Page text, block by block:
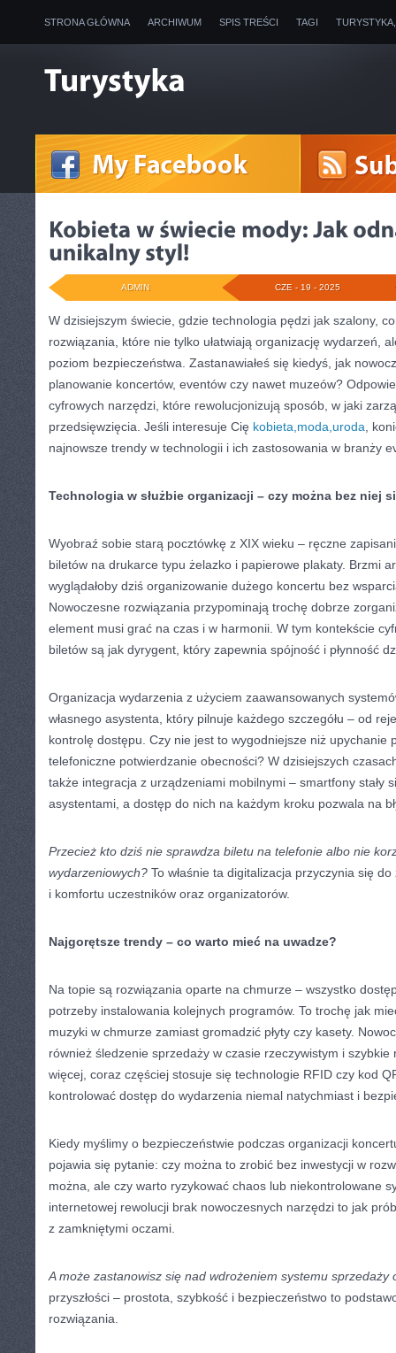
STRONA GŁÓWNA ARCHIWUM SPIS TREŚCI TAGI
CZE - 19 - 2025
ADMIN
W dzisiejszym świecie, gdzie technologia pędzi jak szalony,
rozwiązania, które nie tylko ułatwiają organizację wydarzeń,
poziom bezpieczeństwa. Zastanawiałeś się kiedyś, jak
planowanie koncertów, eventów czy nawet muzeów?
cyfrowych narzędzi, które rewolucjonizują sposób, w jaki
przedsięwzięcia. Jeśli interesuje Cię kobieta,moda,uroda ,
najnowsze trendy w technologii i ich zastosowania w branży
Technologia w służbie organizacji – czy można bez niej
Wyobraź sobie starą pocztówkę z XIX wieku – ręczne
biletów na drukarce typu żelazko i papierowe plakaty. Brzmi
wyglądałoby dziś organizowanie dużego koncertu bez
Nowoczesne rozwiązania przypominają trochę dobrze
element musi grać na czas i w harmonii. W tym kontekście
biletów są jak dyrygent, który zapewnia spójność i płynność
Organizacja wydarzenia z użyciem zaawansowanych
własnego asystenta, który pilnuje każdego szczegółu – od
kontrolę dostępu. Czy nie jest to wygodniejsze niż upychanie
telefoniczne potwierdzanie obecności? W dzisiejszych
także integracja z urządzeniami mobilnymi – smartfony stały
asystentami, a dostęp do nich na każdym kroku pozwala na
Przecież kto dziś nie sprawdza biletu na telefonie albo nie
wydarzeniowych? To właśnie ta digitalizacja przyczynia się
i komfortu uczestników oraz organizatorów.
Najgorętsze trendy – co warto mieć na uwadze?
Na topie są rozwiązania oparte na chmurze – wszystko
potrzeby instalowania kolejnych programów. To trochę jak
muzyki w chmurze zamiast gromadzić płyty czy kasety.
również śledzenie sprzedaży w czasie rzeczywistym i szybkie
więcej, coraz częściej stosuje się technologie RFID czy kod
kontrolować dostęp do wydarzenia niemal natychmiast i
Kiedy myślimy o bezpieczeństwie podczas organizacji
pojawia się pytanie: czy można to zrobić bez inwestycji w
można, ale czy warto ryzykować chaos lub niekontrolowane
internetowej rewolucji brak nowoczesnych narzędzi to jak
z zamkniętymi oczami.
A może zastanowisz się nad wdrożeniem systemu sprzedaży
przyszłości – prostota, szybkość i bezpieczeństwo to
rozwiązania.